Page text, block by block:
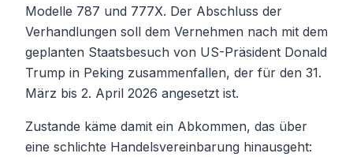
Modelle 787 und 777X. Der Abschluss der
Verhandlungen soll dem Vernehmen nach mit dem
geplanten Staatsbesuch von US-Präsident Donald
Trump in Peking zusammenfallen, der für den 31.
März bis 2. April 2026 angesetzt ist.
Zustande käme damit ein Abkommen, das über
eine schlichte Handelsvereinbarung hinausgeht: